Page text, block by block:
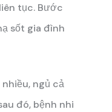
tục. Bước
sốt gia đình
ngủ cả
đó, bệnh nhi